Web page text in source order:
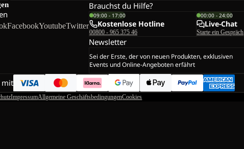
FacebookYoutubeTwitter
Brauchst du Hilfe?
09:00 - 17:00
Kostenlose Hotline
00800 - 965 375 46
00:00 - 24:00
Live-Chat
Starte ein Gespräch
Newsletter
Sei der Erste, der von neuen Produkten, exklusiven
Events und Online-Angeboten erfährt
mit
ImpressumAllgemeine GeschäftsbedingungenCookies